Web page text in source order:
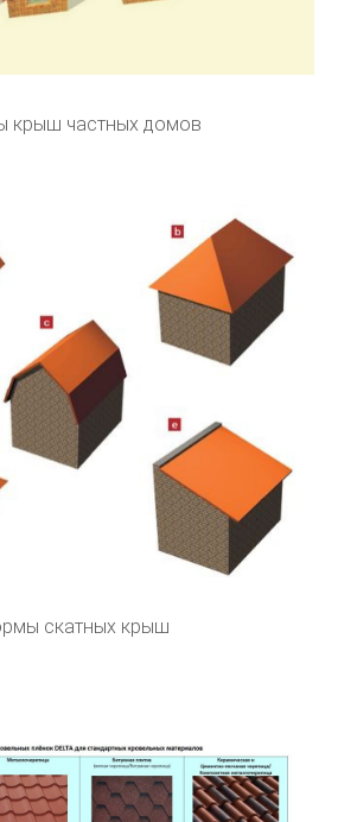
крыш частных домов
скатных крыш